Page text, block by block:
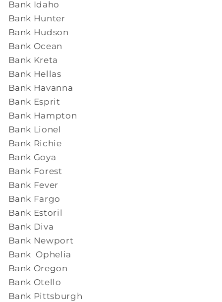
Bank Idaho
Bank Hunter
Bank Hudson
Bank Ocean
Bank Kreta
Bank Hellas
Bank Havanna
Bank Esprit
Bank Hampton
Bank Lionel
Bank Richie
Bank Goya
Bank Forest
Bank Fever
Bank Fargo
Bank Estoril
Bank Diva
Bank Newport
Bank Ophelia
Bank Oregon
Bank Otello
Bank Pittsburgh